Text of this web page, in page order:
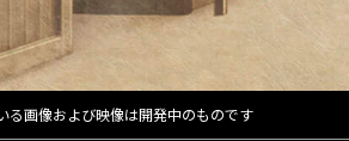
る画像および映像は開発中のものです